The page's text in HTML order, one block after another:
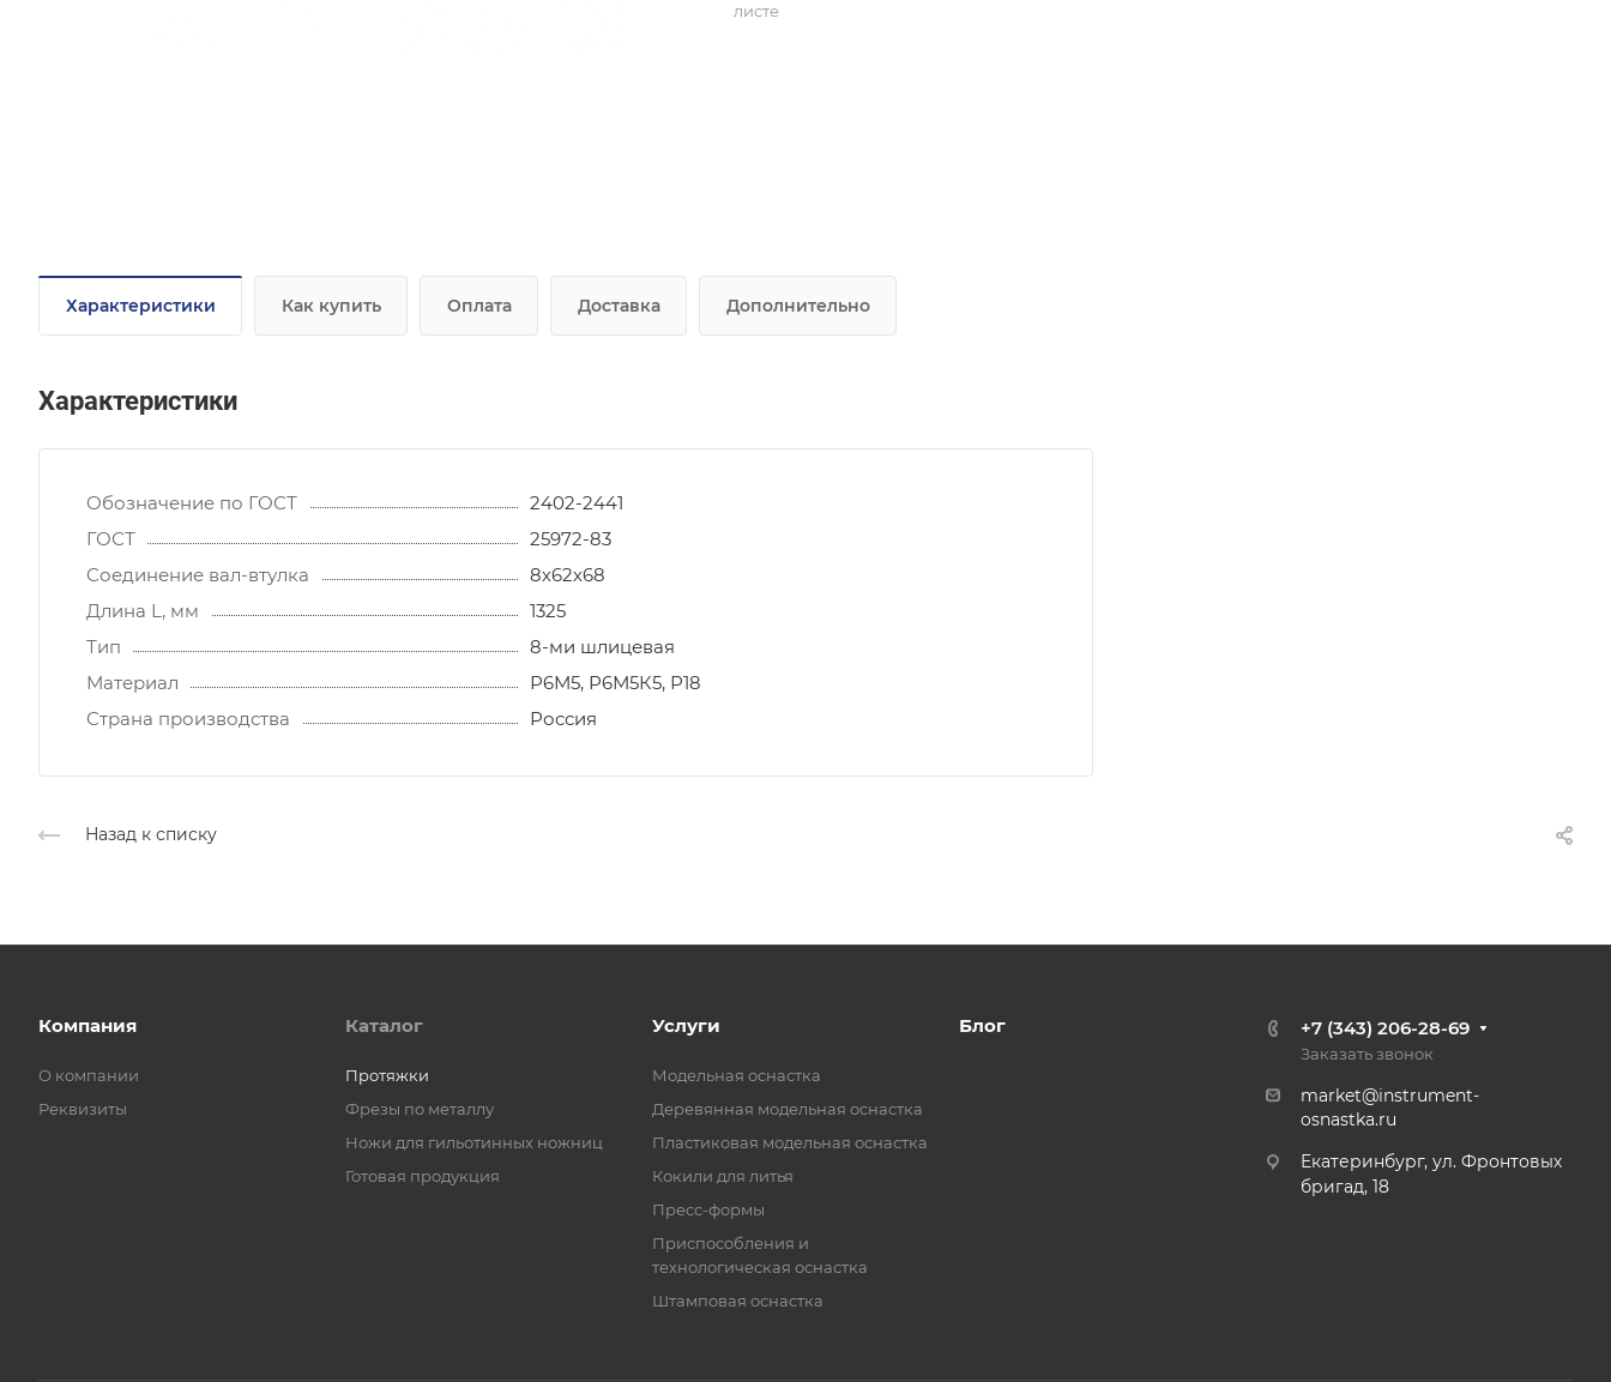
листе
Характеристики Как купить Оплата Доставка Дополнительно
Характеристики
Обозначение по ГОСТ
2402-2441
ГОСТ
25972-83
Соединение вал-втулка
8х62х68
Длина L, мм
1325
Тип
8-ми шлицевая
Материал
Р6М5, Р6М5К5, Р18
Страна производства
Россия
Назад к списку
Компания
О компании
Реквизиты
Каталог
Протяжки
Фрезы по металлу
Ножи для гильотинных ножниц
Готовая продукция
Услуги
Модельная оснастка
Деревянная модельная оснастка
Пластиковая модельная оснастка
Кокили для литья
Пресс-формы
Приспособления и
технологическая оснастка
Штамповая оснастка
Блог +7 (343) 206-28-69
Заказать звонок
market@instrument-
osnastka.ru
Екатеринбург, ул. Фронтовых
бригад, 18